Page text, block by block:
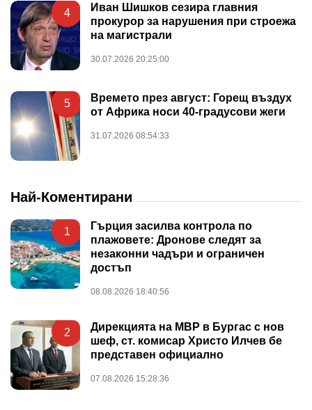
4
Иван Шишков сезира главния
прокурор за нарушения при строежа
на магистрали
30.07.2026 20:25:00
5
Времето през август: Горещ въздух
от Африка носи 40-градусови жеги
31.07.2026 08:54:33
Най-Коментирани
1
Гърция засилва контрола по
плажовете: Дронове следят за
незаконни чадъри и ограничен
достъп
08.08.2026 18:40:56
2
Дирекцията на МВР в Бургас с нов
шеф, ст. комисар Христо Илчев бе
представен официално
07.08.2026 15:28:36